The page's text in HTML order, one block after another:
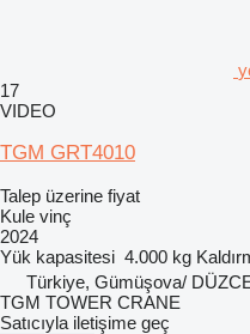
17
VIDEO
TGM GRT4010
Talep üzerine fiyat
Kule vinç
2024
Yük kapasitesi 4.000 kg
Türkiye, Gümüşova/
TGM TOWER CRANE
Satıcıyla iletişime geç